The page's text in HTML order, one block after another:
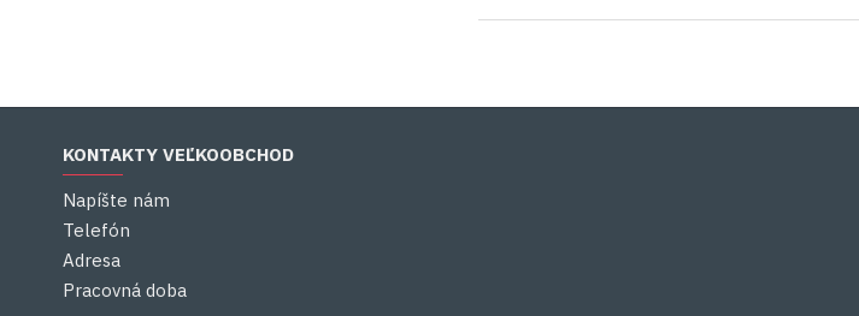
KONTAKTY VEĽKOOBCHOD
Napíšte nám
Telefón
Adresa
Pracovná doba